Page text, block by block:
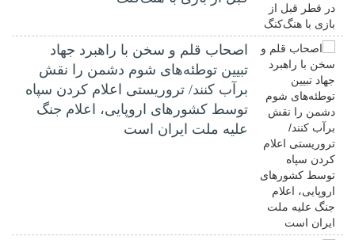
اصحاب قلم و سخن با راهبرد جهاد
تبیین توطئه‌های شوم دشمن را نقش
برآب کنند/ تروریستی اعلام کردن سپاه
توسط کشورهای اروپایی، اعلام جنگ
علیه ملت ایران است